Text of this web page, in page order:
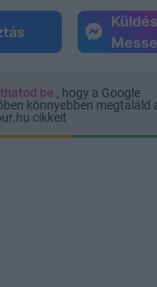
Küldés
be , hogy a Google
könnyebben megtaláld
cikkeit